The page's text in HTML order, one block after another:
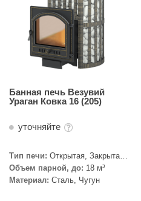
Банная печь Везувий
Ураган Ковка 16 (205)
уточняйте
Тип печи: Открытая, Закрытая,
Сетка
Объем парной, до: 18 м³
Материал: Сталь, Чугун